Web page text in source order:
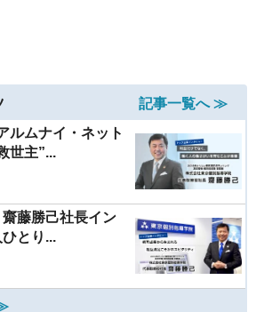
記事一覧へ ≫
ルムナイ・ネット
世主”...
藤勝己社長イン
とり...